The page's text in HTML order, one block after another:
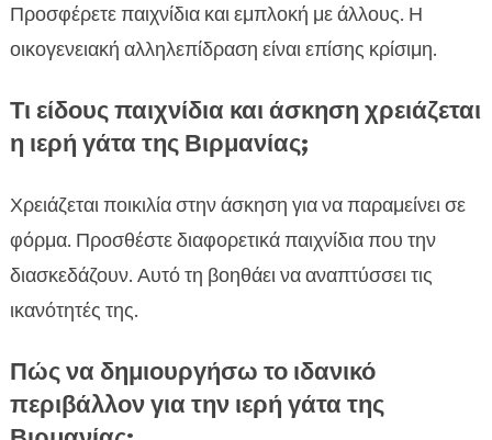
Προσφέρετε παιχνίδια και εμπλοκή με άλλους. Η
οικογενειακή αλληλεπίδραση είναι επίσης κρίσιμη.
Τι είδους παιχνίδια και άσκηση χρειάζεται
η ιερή γάτα της Βιρμανίας;
Χρειάζεται ποικιλία στην άσκηση για να παραμείνει σε
φόρμα. Προσθέστε διαφορετικά παιχνίδια που την
διασκεδάζουν. Αυτό τη βοηθάει να αναπτύσσει τις
ικανότητές της.
Πώς να δημιουργήσω το ιδανικό
περιβάλλον για την ιερή γάτα της